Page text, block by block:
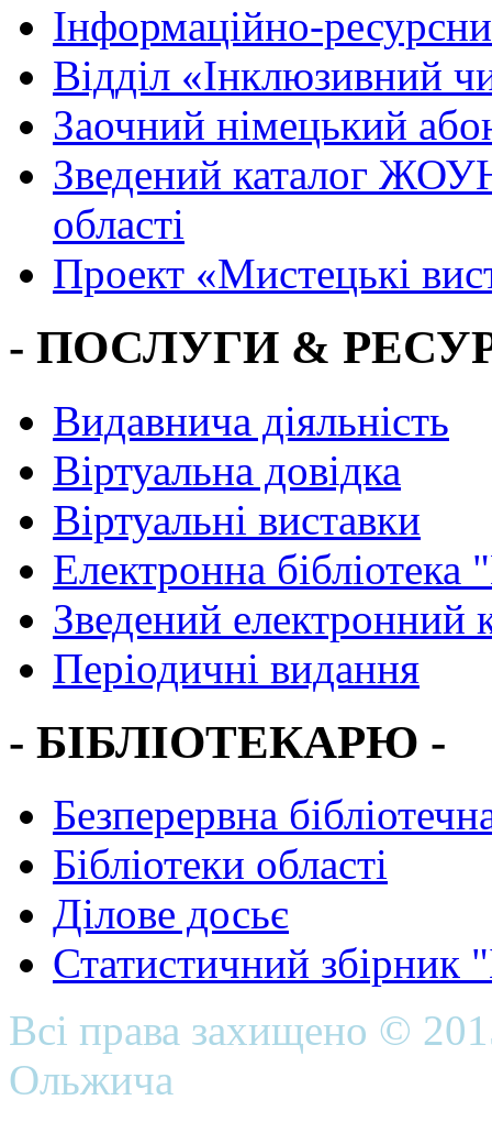
Інформаційно-
Вiддiл «Інклюзивний
Заочний німецький
Зведений каталог
області
Проект «Мистецькі
- ПОСЛУГИ &
Видавнича діяльність
Віртуальна довідка
Віртуальні виставки
Електронна
Зведений електронний
Періодичні видання
- БІБЛІОТЕКАРЮ -
Безперервна
Бібліотеки області
Ділове досьє
Статистичний
Всі права захищено ©
Ольжича